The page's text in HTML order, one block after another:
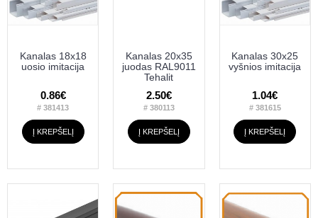
Kanalas 18x18
uosio imitacija
0.86€
# 381413
Į KREPŠELĮ
Kanalas 20x35
juodas RAL9011
Tehalit
2.50€
# 380113
Į KREPŠELĮ
Kanalas 30x25
vyšnios imitacija
1.04€
# 381615
Į KREPŠELĮ